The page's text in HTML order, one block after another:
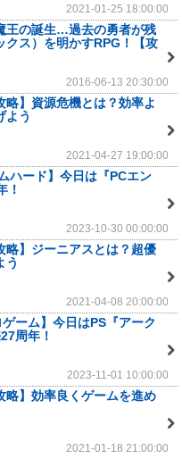
2021-01-25 18:00:00
王の誕生…過去の勇者が残
クス）を明かすRPG！【攻
2016-06-13 20:30:00
略】資源危機とは？効率よ
よう
2021-04-27 19:00:00
ハード】今日は『PCエン
！
2023-10-30 00:00:00
略】ジーニアスとは？超優
う
2021-04-08 20:00:00
ゲーム】今日はPS『アーク
周年！
2023-11-01 10:00:00
略】効率良くゲームを進め
2021-01-18 21:00:00